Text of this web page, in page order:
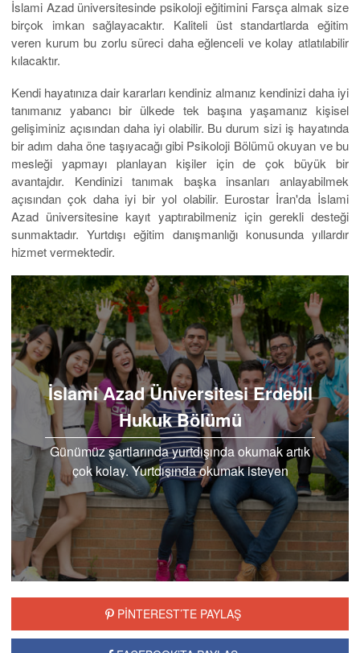
İslami Azad üniversitesinde psikoloji eğitimini Farsça almak size
birçok imkan sağlayacaktır. Kaliteli üst standartlarda eğitim
veren kurum bu zorlu süreci daha eğlenceli ve kolay atlatılabilir
kılacaktır.
Kendi hayatınıza dair kararları kendiniz almanız kendinizi daha iyi
tanımanız yabancı bir ülkede tek başına yaşamanız kişisel
gelişiminiz açısından daha iyi olabilir. Bu durum sizi iş hayatında
bir adım daha öne taşıyacağı gibi Psikoloji Bölümü okuyan ve bu
mesleği yapmayı planlayan kişiler için de çok büyük bir
avantajdır. Kendinizi tanımak başka insanları anlayabilmek
açısından çok daha iyi bir yol olabilir. Eurostar İran'da İslami
Azad üniversitesine kayıt yaptırabilmeniz için gerekli desteği
sunmaktadır. Yurtdışı eğitim danışmanlığı konusunda yıllardır
hizmet vermektedir.
İslami Azad Üniversitesi Erdebil
Hukuk Bölümü
Günümüz şartlarında yurtdışında okumak artık
çok kolay. Yurtdışında okumak isteyen
öğrenciler için öncelikli olan okumak istedikleri
bölümü…
PİNTEREST’TE PAYLAŞ